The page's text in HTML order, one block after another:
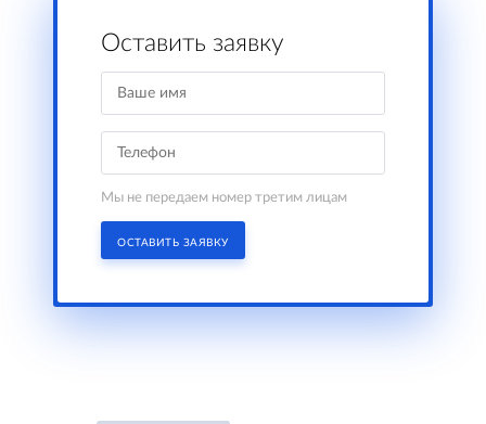
Оставить заявку
Мы не передаем номер третим лицам
ОСТАВИТЬ ЗАЯВКУ